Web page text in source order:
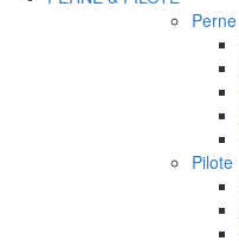
Perne
Pilote